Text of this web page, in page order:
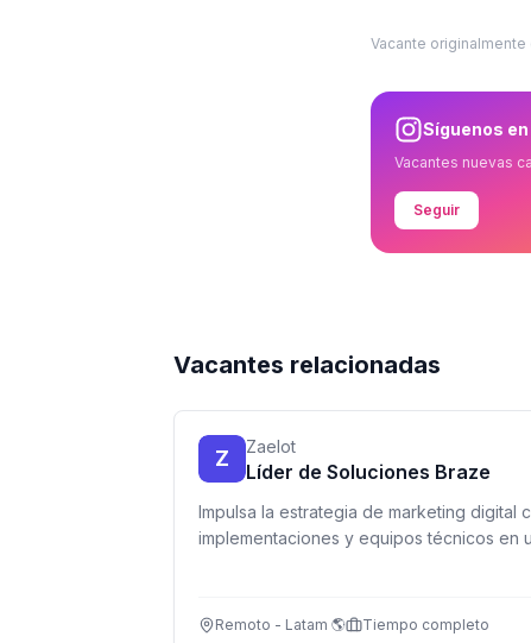
Vacante
Síguenos
Vacantes nuevas
Seguir
Vacantes relacionadas
Z Zaelot
Líder de Soluciones Braze
Impulsa la estrategia de marketing digital
implementaciones y equipos técnicos en
Remoto - Latam 🌎 Tiempo completo